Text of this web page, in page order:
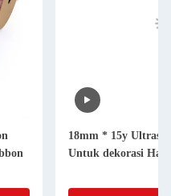
18mm * 15y
Untuk dekorasi